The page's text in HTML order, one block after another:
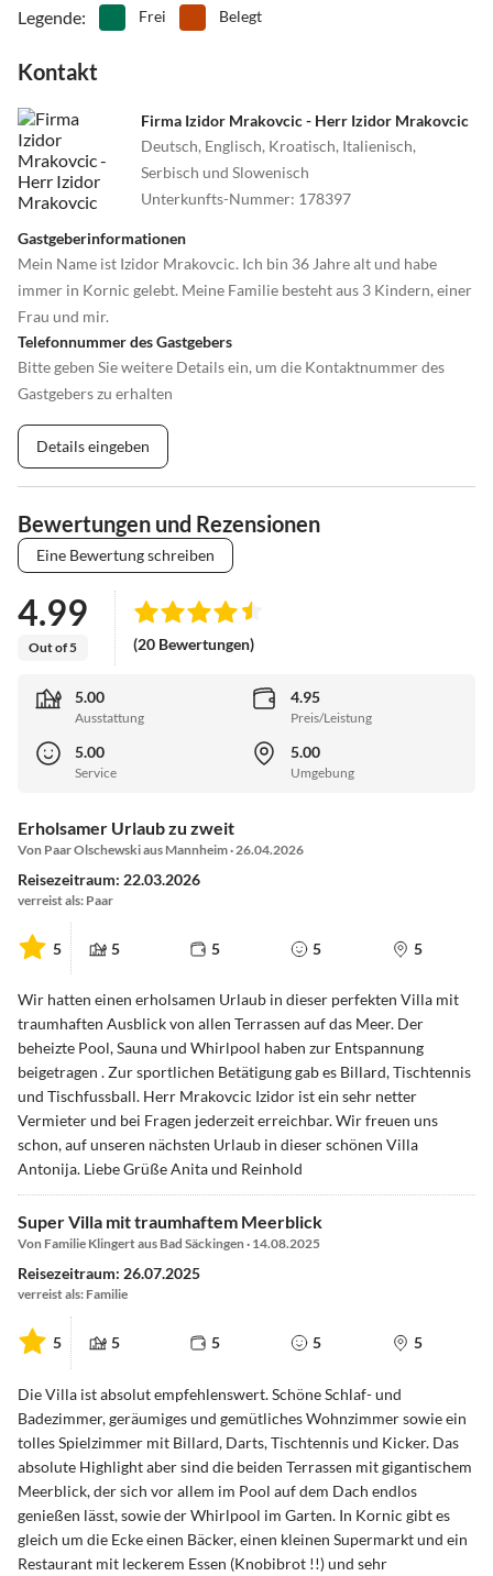
Legende: Frei Belegt
Kontakt
Firma Izidor Mrakovcic - Herr Izidor Mrakovcic
Deutsch, Englisch, Kroatisch, Italienisch,
Serbisch und Slowenisch
Unterkunfts-Nummer: 178397
Gastgeberinformationen
Mein Name ist Izidor Mrakovcic. Ich bin 36 Jahre alt und habe
immer in Kornic gelebt. Meine Familie besteht aus 3 Kindern, einer
Frau und mir.
Telefonnummer des Gastgebers
Bitte geben Sie weitere Details ein, um die Kontaktnummer des
Gastgebers zu erhalten
Details eingeben
Bewertungen und Rezensionen
Eine Bewertung schreiben
4.99
Out of 5 (20 Bewertungen)
5.00
Ausstattung
4.95
Preis/Leistung
5.00
Service
5.00
Umgebung
Erholsamer Urlaub zu zweit
Von Paar Olschewski aus Mannheim · 26.04.2026
Reisezeitraum: 22.03.2026
verreist als: Paar
5 5 5 5 5
Wir hatten einen erholsamen Urlaub in dieser perfekten Villa mit
traumhaften Ausblick von allen Terrassen auf das Meer. Der
beheizte Pool, Sauna und Whirlpool haben zur Entspannung
beigetragen . Zur sportlichen Betätigung gab es Billard, Tischtennis
und Tischfussball. Herr Mrakovcic Izidor ist ein sehr netter
Vermieter und bei Fragen jederzeit erreichbar. Wir freuen uns
schon, auf unseren nächsten Urlaub in dieser schönen Villa
Antonija. Liebe Grüße Anita und Reinhold
Super Villa mit traumhaftem Meerblick
Von Familie Klingert aus Bad Säckingen · 14.08.2025
Reisezeitraum: 26.07.2025
verreist als: Familie
5 5 5 5 5
Die Villa ist absolut empfehlenswert. Schöne Schlaf- und
Badezimmer, geräumiges und gemütliches Wohnzimmer sowie ein
tolles Spielzimmer mit Billard, Darts, Tischtennis und Kicker. Das
absolute Highlight aber sind die beiden Terrassen mit gigantischem
Meerblick, der sich vor allem im Pool auf dem Dach endlos
genießen lässt, sowie der Whirlpool im Garten. In Kornic gibt es
gleich um die Ecke einen Bäcker, einen kleinen Supermarkt und ein
Restaurant mit leckerem Essen (Knobibrot !!) und sehr